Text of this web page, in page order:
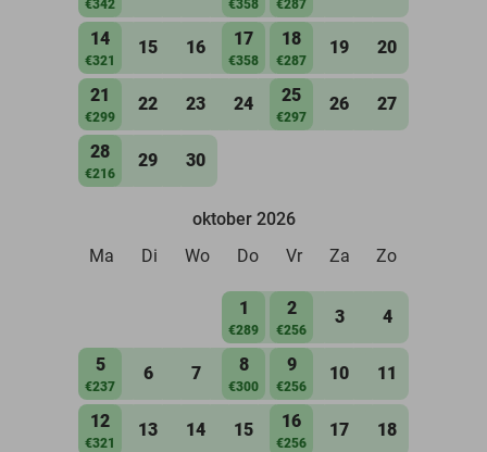
€342 €358 €287
14
€321
15 16 17
€358
18
€287
19 20
21
€299
22 23 24 25
€297
26 27
28
€216
29 30
oktober 2026
Ma
Di Wo Do Vr Za Zo
1
€289
2
€256
3 4
5
€237
6 7 8
€300
9
€256
10 11
12
€321
13 14 15 16
€256
17 18